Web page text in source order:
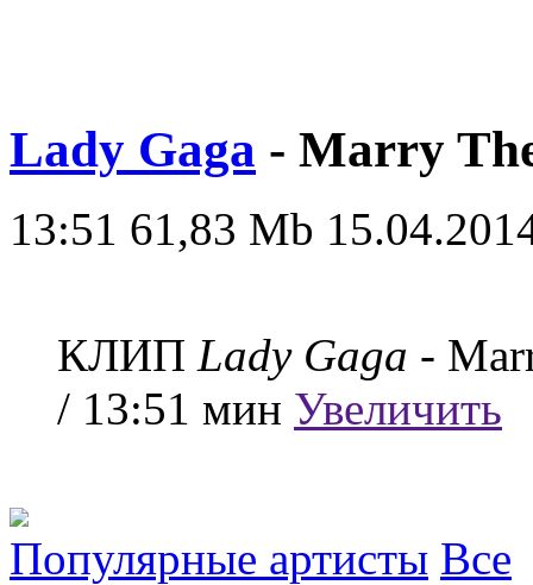
Lady Gaga - Marry
13:51 61,83 Mb
КЛИП Lady Gaga -
/ 13:51 мин Увеличить
Популярные артисты Все